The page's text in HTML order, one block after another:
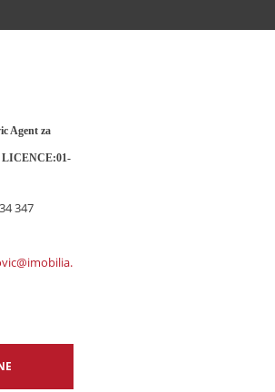
Agent za
LICENCE:01-
347